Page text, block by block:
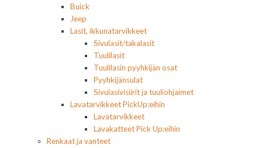
Buick
Jeep
Lasit, ikkunatarvikkeet
Sivulasit/takalasit
Tuulilasit
Tuulilasin pyyhkijän osat
Pyyhkijänsulat
Sivulasivisiirit ja tuuliohjaimet
Lavatarvikkeet PickUp:eihin
Lavatarvikkeet
Lavakatteet Pick Up:eihin
Renkaat ja vanteet